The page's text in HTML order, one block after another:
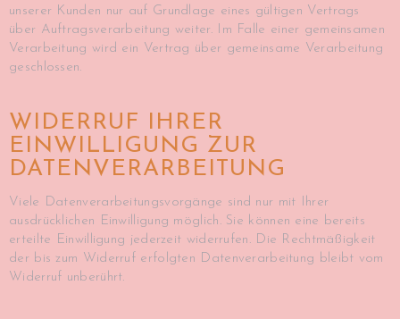
unserer Kunden nur auf Grundlage eines gültigen Vertrags
über Auftragsverarbeitung weiter. Im Falle einer gemeinsamen
Verarbeitung wird ein Vertrag über gemeinsame Verarbeitung
geschlossen.
WIDERRUF IHRER
EINWILLIGUNG ZUR
DATENVERARBEITUNG
Viele Datenverarbeitungsvorgänge sind nur mit Ihrer
ausdrücklichen Einwilligung möglich. Sie können eine bereits
erteilte Einwilligung jederzeit widerrufen. Die Rechtmäßigkeit
der bis zum Widerruf erfolgten Datenverarbeitung bleibt vom
Widerruf unberührt.